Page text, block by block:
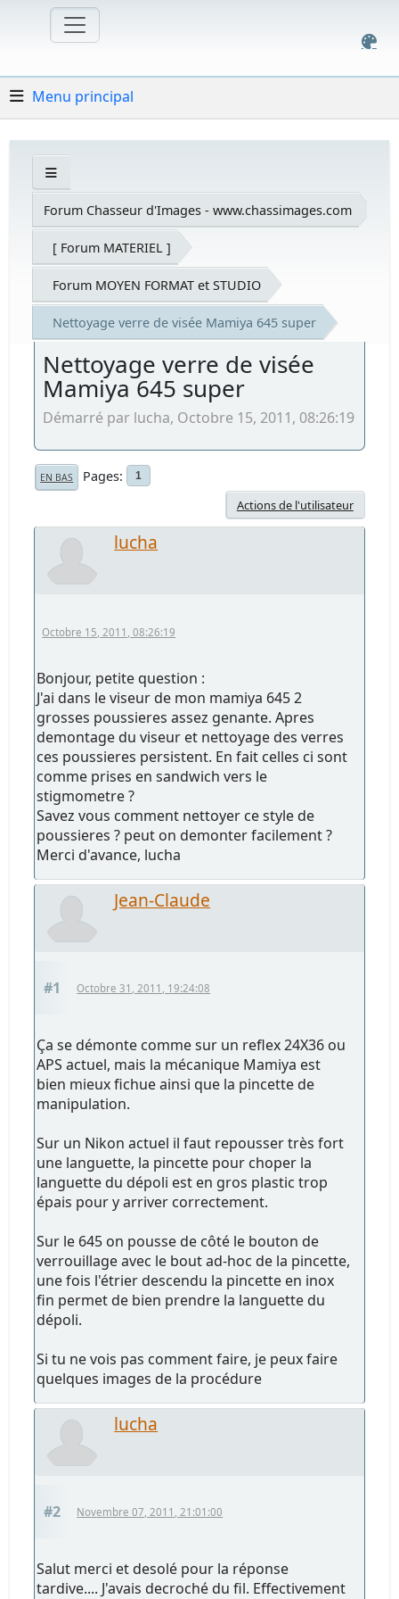
Menu principal
Forum Chasseur d'Images - www.chassimages.com
[ Forum MATERIEL ]
Forum MOYEN FORMAT et STUDIO
Nettoyage verre de visée Mamiya 645 super
Nettoyage verre de visée
Mamiya 645 super
Démarré par lucha, Octobre 15, 2011, 08:26:19
EN BAS Pages 1
Actions de l'utilisateur
lucha
Octobre 15, 2011, 08:26:19
Bonjour, petite question :
J'ai dans le viseur de mon mamiya 645 2
grosses poussieres assez genante. Apres
demontage du viseur et nettoyage des verres
ces poussieres persistent. En fait celles ci sont
comme prises en sandwich vers le
stigmometre ?
Savez vous comment nettoyer ce style de
poussieres ? peut on demonter facilement ?
Merci d'avance, lucha
Jean-Claude
#1 Octobre 31, 2011, 19:24:08
Ça se démonte comme sur un reflex 24X36 ou
APS actuel, mais la mécanique Mamiya est
bien mieux fichue ainsi que la pincette de
manipulation.
Sur un Nikon actuel il faut repousser très fort
une languette, la pincette pour choper la
languette du dépoli est en gros plastic trop
épais pour y arriver correctement.
Sur le 645 on pousse de côté le bouton de
verrouillage avec le bout ad-hoc de la pincette,
une fois l'étrier descendu la pincette en inox
fin permet de bien prendre la languette du
dépoli.
Si tu ne vois pas comment faire, je peux faire
quelques images de la procédure
lucha
#2 Novembre 07, 2011, 21:01:00
Salut merci et desolé pour la réponse
tardive.... J'avais decroché du fil. Effectivement